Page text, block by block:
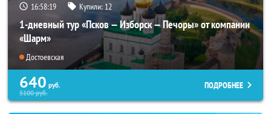
16:58:19 Купили: 12
1-дневный тур «Псков — Изборск — Печоры» от компании
«Шарм»
Достоевская
640 руб.
5100руб.
ПОДРОБНЕЕ